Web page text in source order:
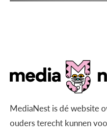
MediaNest is dé website
ouders terecht kunnen